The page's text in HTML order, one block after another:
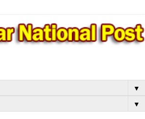
▼
▼